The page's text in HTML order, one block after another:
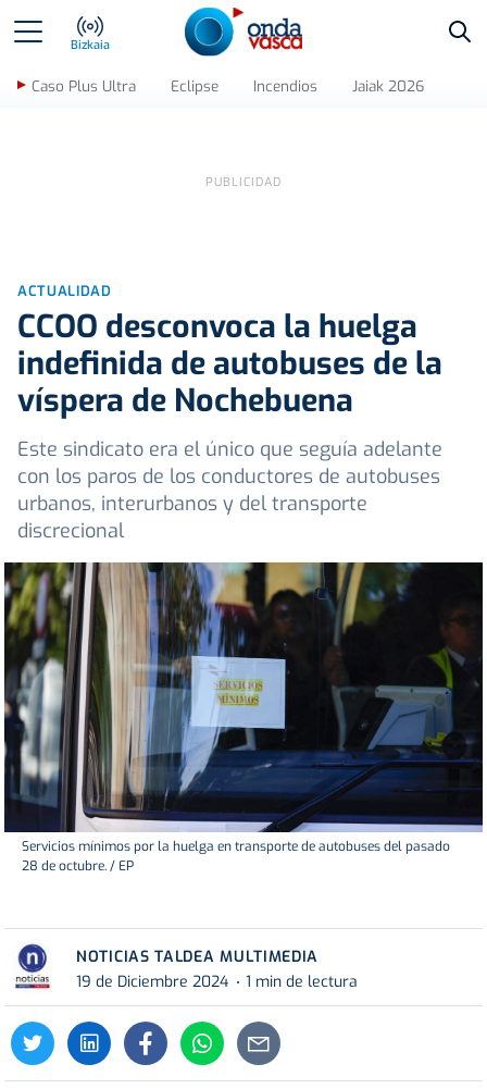
Bizkaia
Caso Plus Ultra Eclipse Incendios Jaiak 2026
ACTUALIDAD
CCOO desconvoca la huelga
indefinida de autobuses de la
víspera de Nochebuena
Este sindicato era el único que seguía adelante
con los paros de los conductores de autobuses
urbanos, interurbanos y del transporte
discrecional
Servicios mínimos por la huelga en transporte de autobuses del pasado
28 de octubre. / EP
NOTICIAS TALDEA MULTIMEDIA
19 de Diciembre 2024
1 min de lectura